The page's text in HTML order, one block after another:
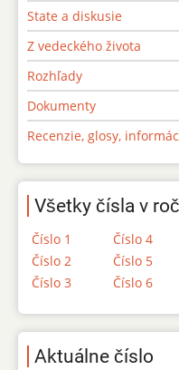
State a diskusie
Z vedeckého života
Rozhľady
Dokumenty
Recenzie, glosy,
Všetky čísla v
Číslo 1
Číslo 2
Číslo 3
Číslo 4
Číslo 5
Číslo 6
Aktuálne číslo